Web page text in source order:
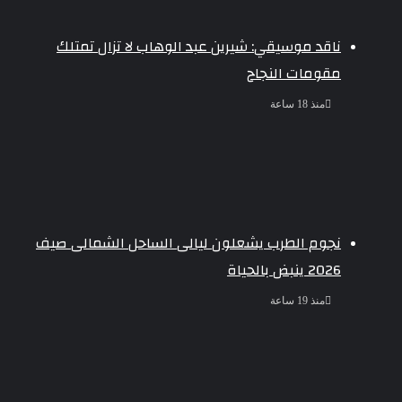
ناقد موسيقي: شيرين عبد الوهاب لا تزال تمتلك
مقومات النجاح
منذ 18 ساعة
نجوم الطرب يشعلون ليالى الساحل الشمالى صيف
2026 ينبض بالحياة
منذ 19 ساعة